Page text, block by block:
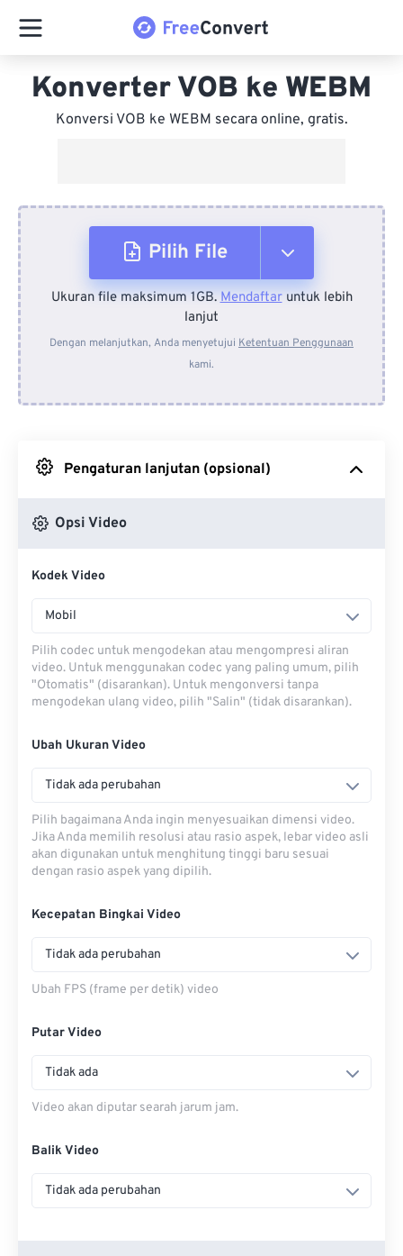
Konverter VOB ke WEBM
Konversi VOB ke WEBM secara online, gratis.
Pilih File
Dari Perangkat
Dari Dropbox
Ukuran file maksimum 1GB.Mendaftaruntuk lebih
lanjut
Dengan melanjutkan, Anda menyetujui Ketentuan Penggunaan
kami.
Pengaturan lanjutan (opsional)
Opsi Video
Kodek Video
Mobil
Pilih codec untuk mengodekan atau mengompresi aliran
video. Untuk menggunakan codec yang paling umum, pilih
"Otomatis" (disarankan). Untuk mengonversi tanpa
mengodekan ulang video, pilih "Salin" (tidak disarankan).
Ubah Ukuran Video
Tidak ada perubahan
Pilih bagaimana Anda ingin menyesuaikan dimensi video.
Jika Anda memilih resolusi atau rasio aspek, lebar video asli
akan digunakan untuk menghitung tinggi baru sesuai
dengan rasio aspek yang dipilih.
Kecepatan Bingkai Video
Tidak ada perubahan
Ubah FPS (frame per detik) video
Putar Video
Tidak ada
Video akan diputar searah jarum jam.
Balik Video
Tidak ada perubahan